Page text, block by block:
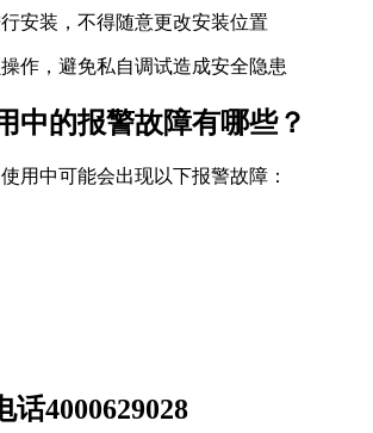
安装，不得随意更改安装位置
作，避免私自调试造成安全隐患
中的报警故障有哪些？
用中可能会出现以下报警故障：
4000629028